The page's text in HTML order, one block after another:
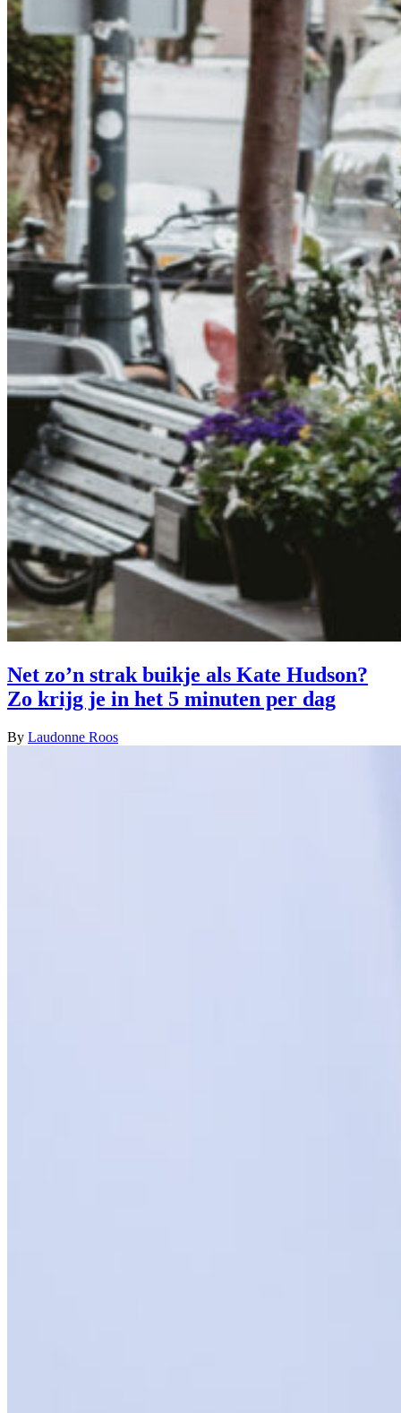
Net zo’n strak buikje als Kate Hudson?
Zo krijg je in het 5 minuten per dag
By Laudonne Roos